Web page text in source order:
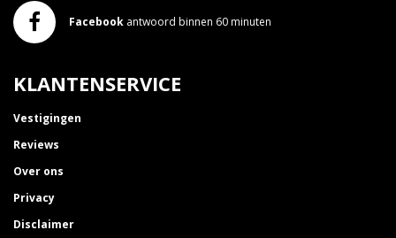
Facebook antwoord binnen 60 minuten
KLANTENSERVICE
Vestigingen
Reviews
Over ons
Privacy
Disclaimer